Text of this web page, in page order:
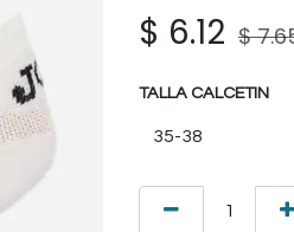
$ 6.12 $
TALLA CALCETIN